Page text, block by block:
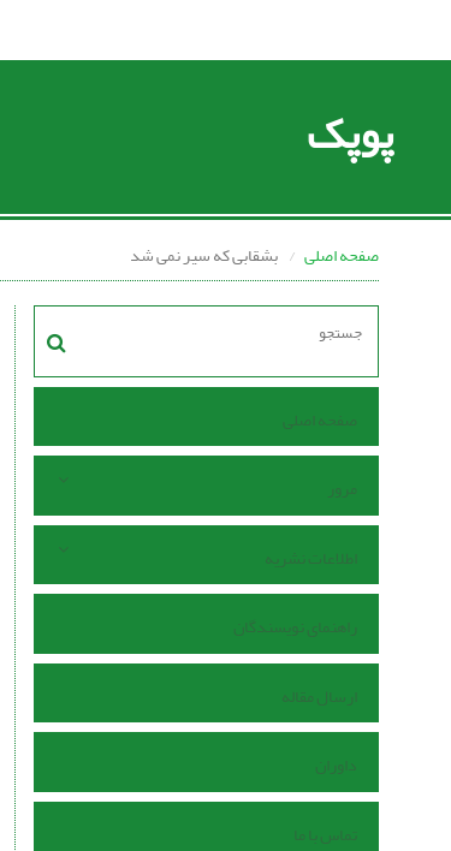
پوپک
صفحه اصلی بشقابی که سیر نمی شد
صفحه اصلی
مرور
اطلاعات نشریه
راهنمای نویسندگان
ارسال مقاله
داوران
تماس با ما